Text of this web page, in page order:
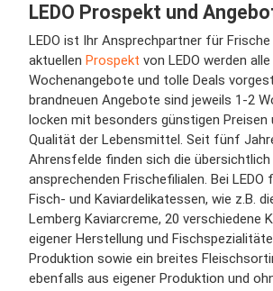
LEDO Prospekt und
LEDO ist Ihr Ansprechpartner für
aktuellen Prospekt von LEDO werden
Wochenangebote und tolle Deals
brandneuen Angebote sind jeweils 1-2
locken mit besonders günstigen Preisen
Qualität der Lebensmittel. Seit fünf
Ahrensfelde finden sich die
ansprechenden Frischefilialen. Bei LEDO
Fisch- und Kaviardelikatessen, wie z.B.
Lemberg Kaviarcreme, 20 verschiedene
eigener Herstellung und
Produktion sowie ein breites
ebenfalls aus eigener Produktion und